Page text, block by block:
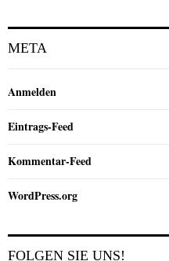
META
Anmelden
Eintrags-Feed
Kommentar-Feed
WordPress.org
FOLGEN SIE UNS!